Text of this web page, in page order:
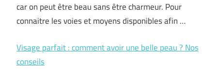
car on peut être beau sans être charmeur. Pour
connaitre les voies et moyens disponibles afin …
Visage parfait : comment avoir une belle peau ? Nos
conseils